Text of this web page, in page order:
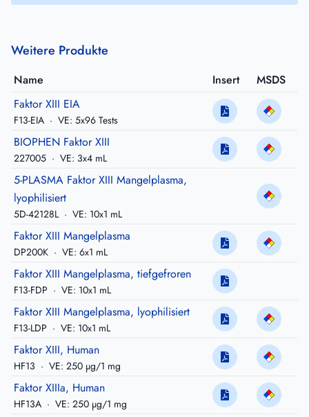
Weitere Produkte
Name Insert
MSDS
Faktor XIII EIA
F13-EIA · VE: 5x96 Tests
BIOPHEN Faktor XIII
227005 · VE: 3x4 mL
5-PLASMA Faktor XIII Mangelplasma,
lyophilisiert
5D-42128L · VE: 10x1 mL
Faktor XIII Mangelplasma
DP200K · VE: 6x1 mL
Faktor XIII Mangelplasma, tiefgefroren
F13-FDP · VE: 10x1 mL
Faktor XIII Mangelplasma, lyophilisiert
F13-LDP · VE: 10x1 mL
Faktor XIII, Human
HF13 · VE: 250 µg/1 mg
Faktor XIIIa, Human
HF13A · VE: 250 µg/1 mg